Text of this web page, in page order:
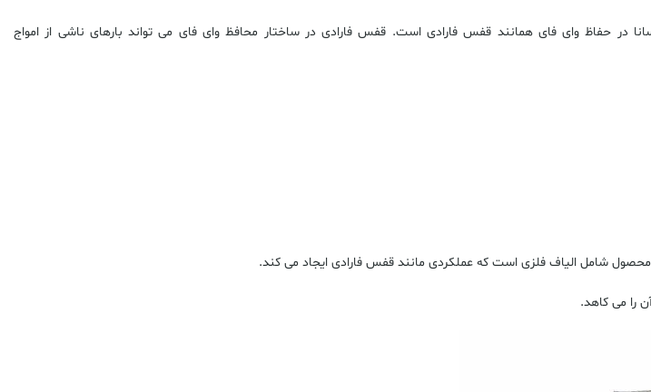
در حفاظ وای فای همانند قفس فارادی است. قفس فارادی در ساختار محافظ وای فای می تواند بارهای ناشی از امواج
شامل الیاف فلزی است که عملکردی مانند قفس فارادی ایجاد می کند.
را می کاهد.